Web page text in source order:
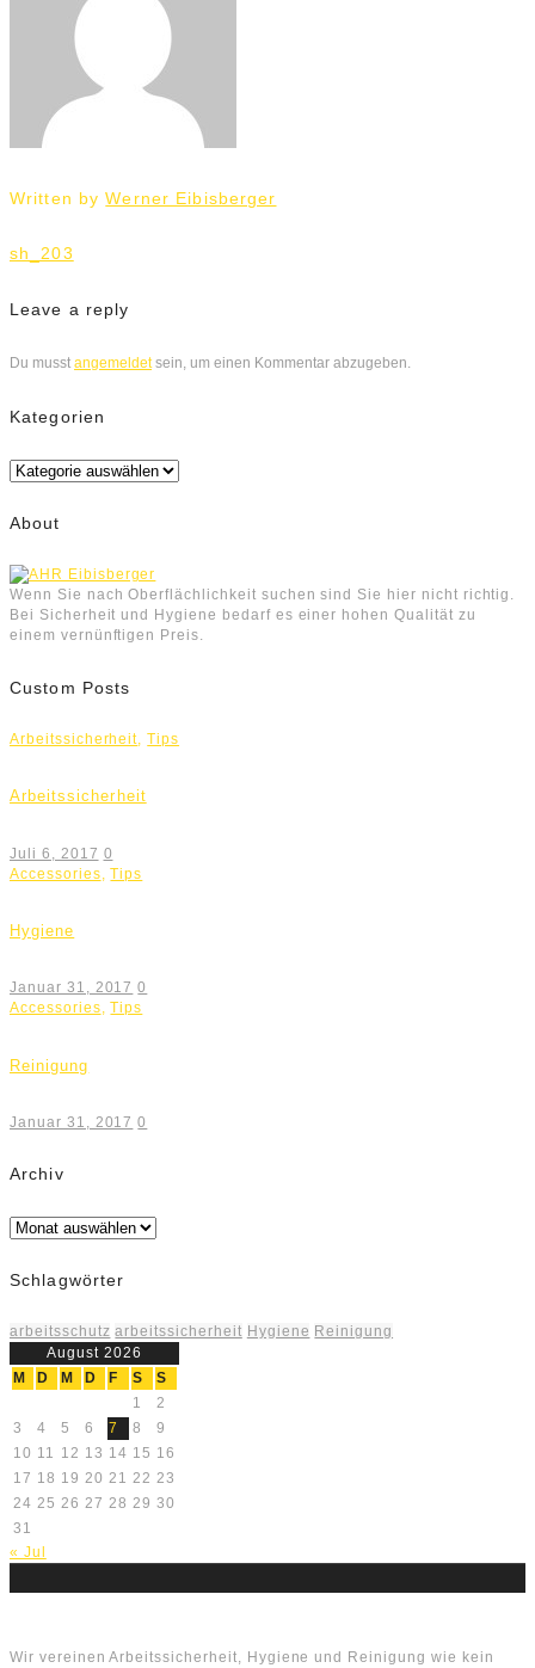
Written byWerner Eibisberger
Beitrags-
Navigation
sh_203
Leave a reply
Du musst angemeldetsein, um einen Kommentar abzugeben.
Kategorien
Kategorien
About
Wenn Sie nach Oberflächlichkeit suchen sind Sie hier nicht richtig.
Bei Sicherheit und Hygiene bedarf es einer hohen Qualität zu
einem vernünftigen Preis.
Custom Posts
Arbeitssicherheit,Tips
Arbeitssicherheit
Juli 6, 2017 0
Accessories ,Tips
Hygiene
Januar 31, 2017 0
Accessories,Tips
Reinigung
Januar 31, 2017 0
Archiv
Archiv
Schlagwörter
arbeitsschutz arbeitssicherheit Hygiene Reinigung
August 2026
M
D M D F S
S
1
2
3
4 5 6 7 8
9
10 11 12 13 14 15 16
17 18 19 20 21 22 23
24 25 26 27 28 29 30
31
« Jul
Wir vereinen Arbeitssicherheit, Hygiene und Reinigung wie kein